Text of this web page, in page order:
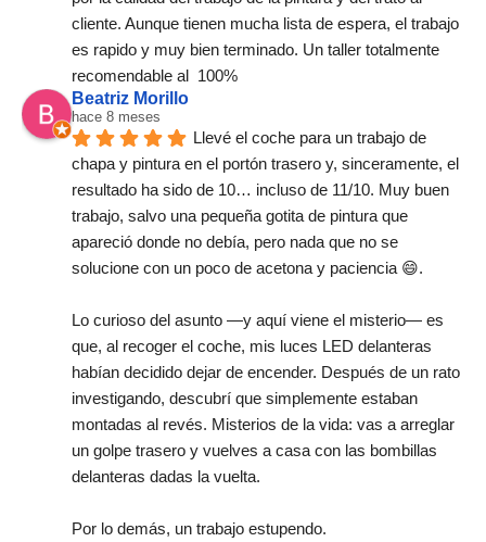
cliente. Aunque tienen mucha lista de espera, el trabajo
es rapido y muy bien terminado. Un taller totalmente
recomendable al  100%
Beatriz Morillo
hace 8 meses
Llevé el coche para un trabajo de
chapa y pintura en el portón trasero y, sinceramente, el
resultado ha sido de 10… incluso de 11/10. Muy buen
trabajo, salvo una pequeña gotita de pintura que
apareció donde no debía, pero nada que no se
solucione con un poco de acetona y paciencia 😄.
Lo curioso del asunto —y aquí viene el misterio— es
que, al recoger el coche, mis luces LED delanteras
habían decidido dejar de encender. Después de un rato
investigando, descubrí que simplemente estaban
montadas al revés. Misterios de la vida: vas a arreglar
un golpe trasero y vuelves a casa con las bombillas
delanteras dadas la vuelta.
Por lo demás, un trabajo estupendo.